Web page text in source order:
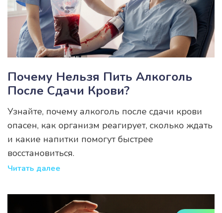
Почему Нельзя Пить Алкоголь
После Сдачи Крови?
Узнайте, почему алкоголь после сдачи крови
опасен, как организм реагирует, сколько ждать
и какие напитки помогут быстрее
восстановиться.
Читать далее